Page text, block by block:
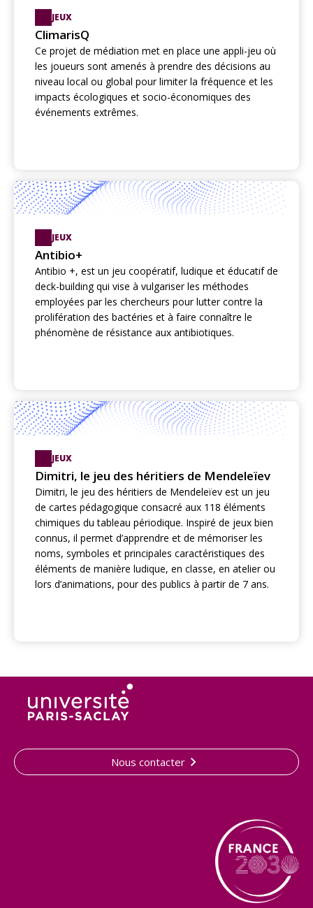
JEUX
ClimarisQ
Ce projet de médiation met en place une appli-jeu où
les joueurs sont amenés à prendre des décisions au
niveau local ou global pour limiter la fréquence et les
impacts écologiques et socio-économiques des
événements extrêmes.
JEUX
Antibio+
Antibio +, est un jeu coopératif, ludique et éducatif de
deck-building qui vise à vulgariser les méthodes
employées par les chercheurs pour lutter contre la
prolifération des bactéries et à faire connaître le
phénomène de résistance aux antibiotiques.
JEUX
Dimitri, le jeu des héritiers de Mendeleïev
Dimitri, le jeu des héritiers de Mendeleïev est un jeu
de cartes pédagogique consacré aux 118 éléments
chimiques du tableau périodique. Inspiré de jeux bien
connus, il permet d’apprendre et de mémoriser les
noms, symboles et principales caractéristiques des
éléments de manière ludique, en classe, en atelier ou
lors d’animations, pour des publics à partir de 7 ans.
Nous contacter